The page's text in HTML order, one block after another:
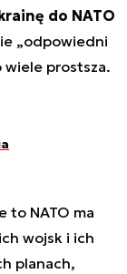
do NATO
„odpowiedni
wiele prostsza.
to NATO ma
wojsk i ich
planach,